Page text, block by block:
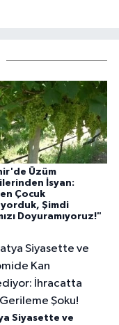
Üzüm
İsyan:
Çocuk
Şimdi
Doyuramıyoruz!"
Siyasette ve